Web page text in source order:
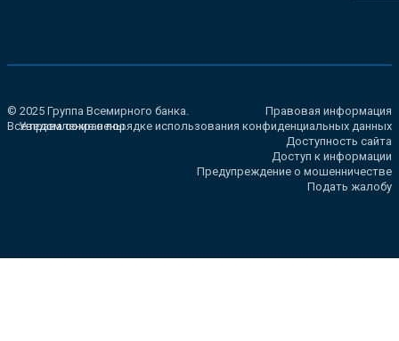
© 2025 Группа Всемирного банка.
Все права сохранены.
Правовая информация
Уведомление о порядке использования конфиденциальных данных
Доступность сайта
Доступ к информации
Предупреждение о мошенничестве
Подать жалобу